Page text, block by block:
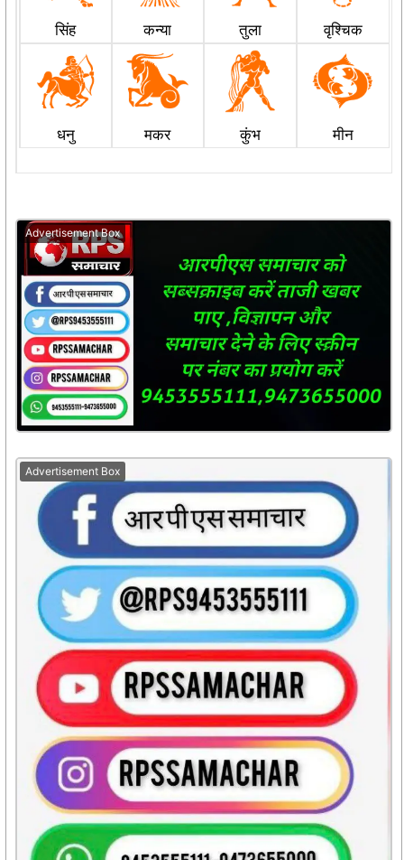
सिंह कन्या तुला वृश्चिक
धनु मकर कुंभ मीन
Advertisement Box
Advertisement Box